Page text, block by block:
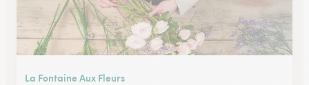
La Fontaine Aux Fleurs